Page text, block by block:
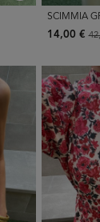
SCIMMIA
14,00 €